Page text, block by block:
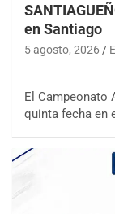
en Santiago
5 agosto, 2026
El Campeonato
quinta fecha en